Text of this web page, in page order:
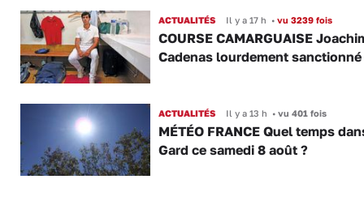
ACTUALITÉS Il y a 17 h •vu 3239 fois
COURSE CAMARGUAISE
Cadenas lourdement sanctionné
ACTUALITÉS Il y a 13 h •vu 401 fois
MÉTÉO FRANCE Quel temps
Gard ce samedi 8 août ?